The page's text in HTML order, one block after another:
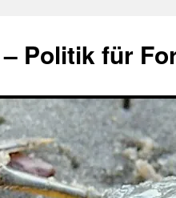
Politik für